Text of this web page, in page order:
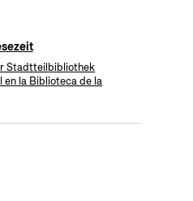
Stadtteilbibliothek
en la Biblioteca de la